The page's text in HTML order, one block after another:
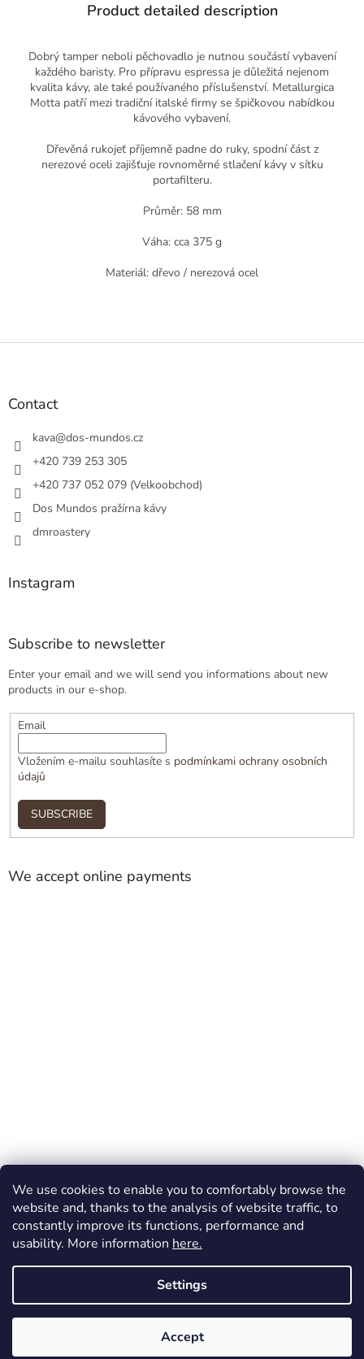
We use cookies to enable you to comfortably browse the
website and, thanks to the analysis of website traffic, to
constantly improve its functions, performance and
usability. More information here.
Settings
Accept
Product detailed description
Dobrý tamper neboli pěchovadlo je nutnou součástí vybavení
každého baristy. Pro přípravu espressa je důležitá nejenom
kvalita kávy, ale také používaného příslušenství. Metallurgica
Motta patří mezi tradiční italské firmy se špičkovou nabídkou
kávového vybavení.
Dřevěná rukojeť příjemně padne do ruky, spodní část z
nerezové oceli zajišťuje rovnoměrné stlačení kávy v sítku
portafilteru.
Průměr: 58 mm
Váha: cca 375 g
Materiál: dřevo / nerezová ocel
F
Contact
kava@dos-mundos.cz
+420 739 253 305
+420 737 052 079 (Velkoobchod)
Dos Mundos pražírna kávy
dmroastery
Instagram
Subscribe to newsletter
Enter your email and we will send you informations about new
products in our e-shop.
Email
Vložením e-mailu souhlasíte s podmínkami ochrany osobních
údajů
SUBSCRIBE
We accept online payments
Created by Shoptet
Dos Mundos